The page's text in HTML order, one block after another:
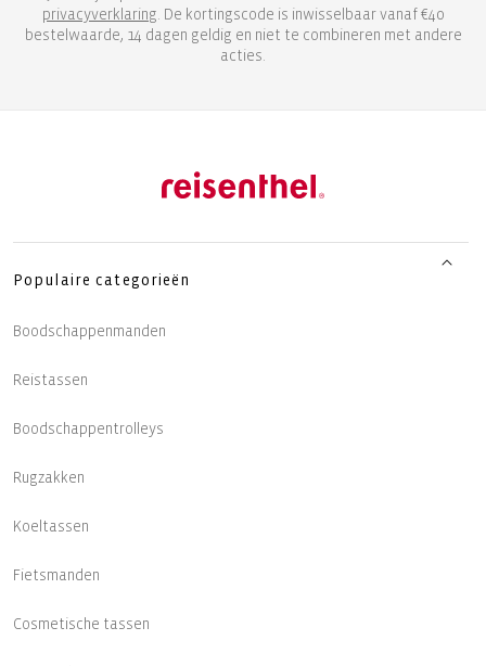
privacyverklaring . De kortingscode is inwisselbaar vanaf €40
bestelwaarde, 14 dagen geldig en niet te combineren met andere
acties.
Populaire categorieën
Boodschappenmanden
Reistassen
Boodschappentrolleys
Rugzakken
Koeltassen
Fietsmanden
Cosmetische tassen